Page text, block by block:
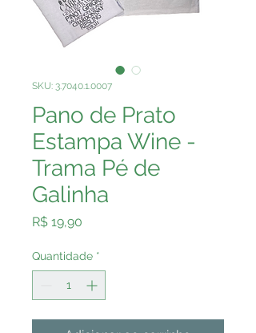
SKU: 3.7040.1.0007
Pano de Prato
Estampa Wine -
Trama Pé de
Galinha
R$ 19,90
Quantidade *